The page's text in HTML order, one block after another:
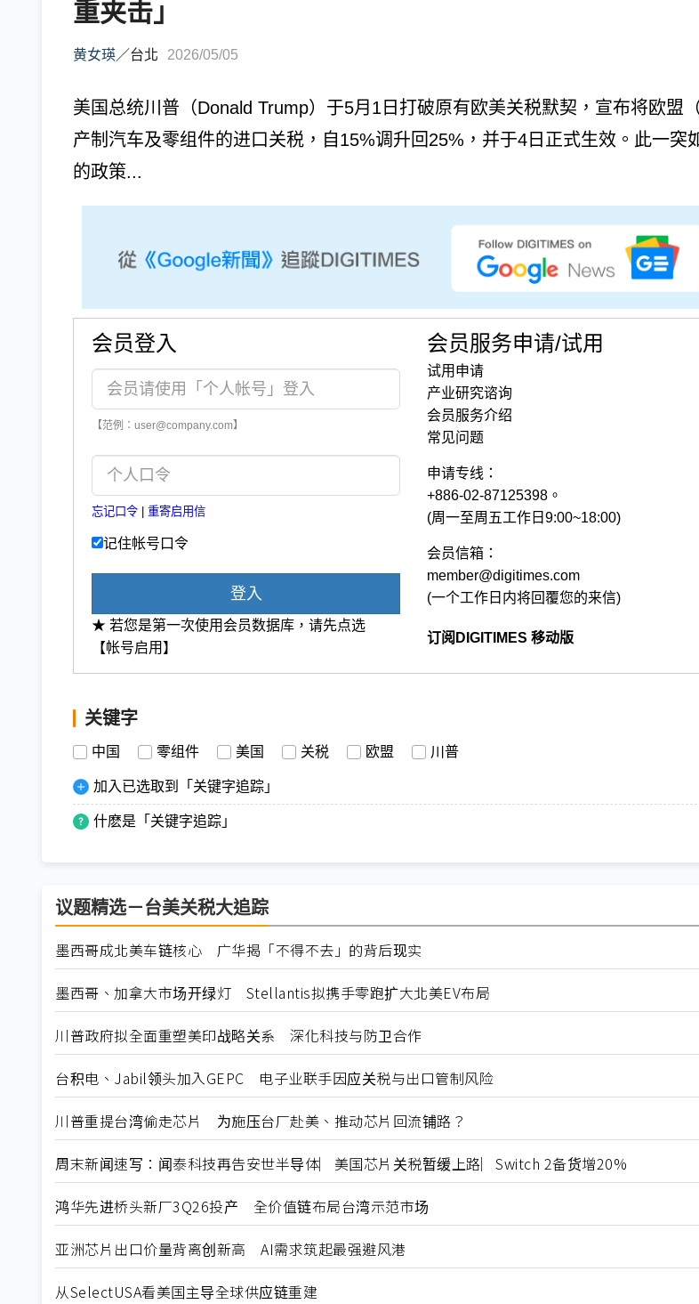
重夹击」
黄女瑛／台北 2026/05/05
美国总统川普（Donald Trump）于5月1日打破原有欧美关税默契，宣布将欧盟（
产制汽车及零组件的进口关税，自15%调升回25%，并于4日正式生效。此一突
的政策...
会员登入
【范例：user@company.com】
忘记口令 重寄启用信
记住帐号口令
登入
★ 若您是第一次使用会员数据库，请先点选
【帐号启用】
会员服务申请/试用
试用申请
产业研究谘询
会员服务介绍
常见问题
申请专线：
+886-02-87125398。
(周一至周五工作日9:00~18:00)
会员信箱：
member@digitimes.com
(一个工作日内将回覆您的来信)
订阅DIGITIMES 移动版
关键字
中国 零组件 美国 关税 欧盟 川普
加入已选取到「关键字追踪」
什麽是「关键字追踪」
议题精选－台美关税大追踪
墨西哥成北美车链核心 广华揭「不得不去」的背后现实
墨西哥、加拿大市场开绿灯 Stellantis拟携手零跑扩大北美EV布局
川普政府拟全面重塑美印战略关系 深化科技与防卫合作
台积电、Jabil领头加入GEPC 电子业联手因应关税与出口管制风险
川普重提台湾偷走芯片 为施压台厂赴美、推动芯片回流铺路？
周末新闻速写：闻泰科技再告安世半导体︳美国芯片关税暂缓上路︳Switch 2备货增20%
鸿华先进桥头新厂3Q26投产 全价值链布局台湾示范市场
亚洲芯片出口价量背离创新高 AI需求筑起最强避风港
从SelectUSA看美国主导全球供应链重建